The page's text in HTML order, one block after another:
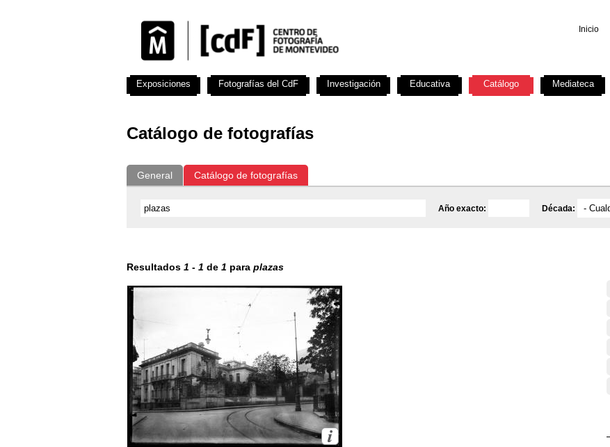
Inicio
Catálogo de fotografías
General Catálogo de fotografías
Año exacto: Década:
Resultados 1 - 1 de 1 para plazas
Exposiciones Fotografías del CdF Investigación Educativa Catálogo Mediateca